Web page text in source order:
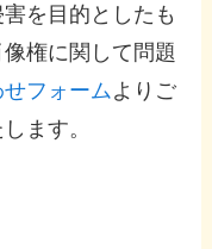
を目的としたも
権に関して問題
フォーム よりご
ます。